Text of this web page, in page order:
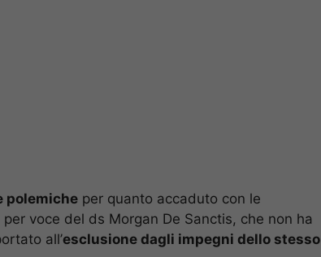
polemiche per quanto accaduto con le
per voce del ds Morgan De Sanctis, che non ha
all’esclusione dagli impegni dello stesso